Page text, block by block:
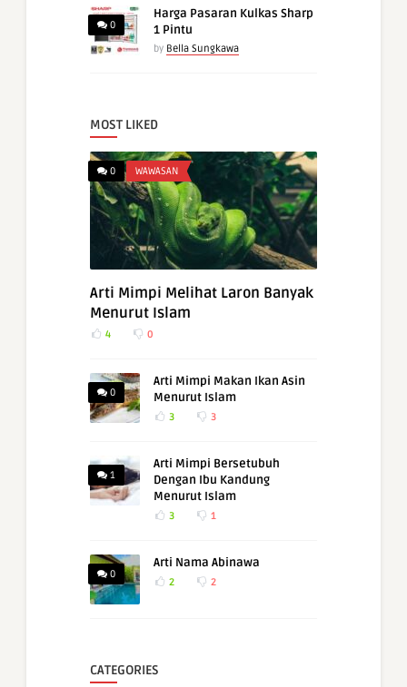
0
Harga Pasaran Kulkas Sharp
1 Pintu
by Bella Sungkawa
MOST LIKED
0 WAWASAN
Arti Mimpi Melihat Laron Banyak
Menurut Islam
4 0
0
Arti Mimpi Makan Ikan Asin
Menurut Islam
3 3
1
Arti Mimpi Bersetubuh
Dengan Ibu Kandung
Menurut Islam
3 1
0
Arti Nama Abinawa
2 2
CATEGORIES